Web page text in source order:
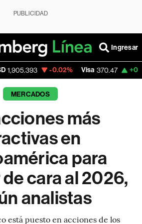
PUBLICIDAD
Ingresar
-0.02% Visa 370.47 +0.52%
MERCADOS
más
en
para
cara al 2026,
analistas
está puesto en acciones de los